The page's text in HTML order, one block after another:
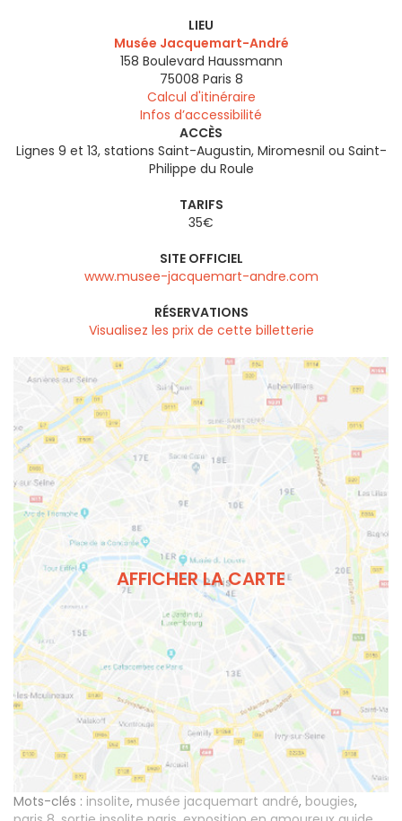
LIEU
Musée Jacquemart-André
158 Boulevard Haussmann
75008 Paris 8
Calcul d'itinéraire
Infos d’accessibilité
ACCÈS
Lignes 9 et 13, stations Saint-Augustin, Miromesnil ou Saint-
Philippe du Roule
TARIFS
35€
SITE OFFICIEL
www.musee-jacquemart-andre.com
RÉSERVATIONS
Visualisez les prix de cette billetterie
AFFICHER LA CARTE
Mots-clés : insolite, musée jacquemart andré, bougies,